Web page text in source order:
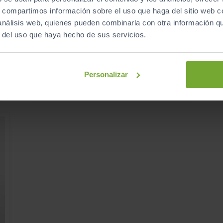
información sobre el uso que haga del sitio web
web, quienes pueden combinarla con otra información
uso que haya hecho de sus servicios.
Personalizar
€
€
KIA SPORTAGE
1.6 MHEV DRIVE 100KW (136CV) 4X2
62.461
18.990 €
236
€/mes